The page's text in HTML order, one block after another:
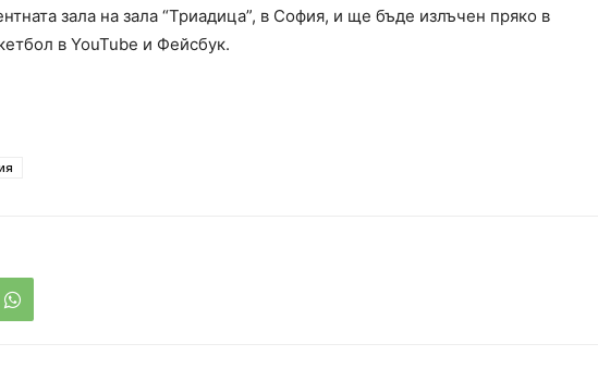
зала на зала “Триадица”, в София, и ще бъде излъчен пряко в
в YouTube и Фейсбук.